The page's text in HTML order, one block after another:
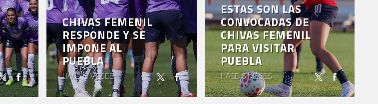
CHIVAS FEMENIL
RESPONDE Y SE
IMPONE AL
PUEBLA
HACE 6 MESES
ESTAS SON LAS
CONVOCADAS DE
CHIVAS FEMENIL
PARA VISITAR
PUEBLA
HACE 6 MESES